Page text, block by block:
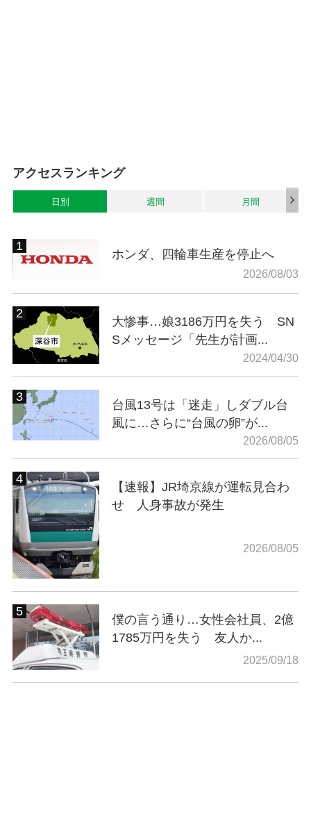
アクセスランキング
日別 週間 月間
ホンダ、四輪車生産を停止へ
2026/08/03
大惨事…娘3186万円を失う SN
Sメッセージ「先生が計画...
2024/04/30
台風13号は「迷走」しダブル台
風に…さらに“台風の卵”が...
2026/08/05
【速報】JR埼京線が運転見合わ
せ 人身事故が発生
2026/08/05
僕の言う通り…女性会社員、2億
1785万円を失う 友人か...
2025/09/18